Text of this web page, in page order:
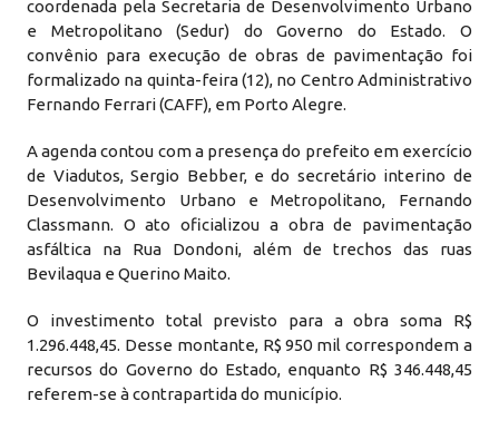
coordenada pela Secretaria de Desenvolvimento Urbano
e Metropolitano (Sedur) do Governo do Estado. O
convênio para execução de obras de pavimentação foi
formalizado na quinta-feira (12), no Centro Administrativo
Fernando Ferrari (CAFF), em Porto Alegre.
A agenda contou com a presença do prefeito em exercício
de Viadutos, Sergio Bebber, e do secretário interino de
Desenvolvimento Urbano e Metropolitano, Fernando
Classmann. O ato oficializou a obra de pavimentação
asfáltica na Rua Dondoni, além de trechos das ruas
Bevilaqua e Querino Maito.
O investimento total previsto para a obra soma R$
1.296.448,45. Desse montante, R$ 950 mil correspondem a
recursos do Governo do Estado, enquanto R$ 346.448,45
referem-se à contrapartida do município.